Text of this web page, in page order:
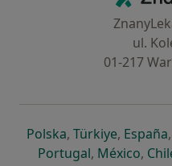
ul.
01-217
Polskase otevře v nové
, Türkiyese
, España,
Portugalse otevře v
, Méxicose
,